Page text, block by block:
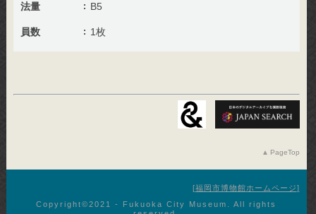
法量 B5
員数 1枚
PageTop
福岡市博物館ホームページ
Copyright©︎2021 - Fukuoka City Museum. All rights